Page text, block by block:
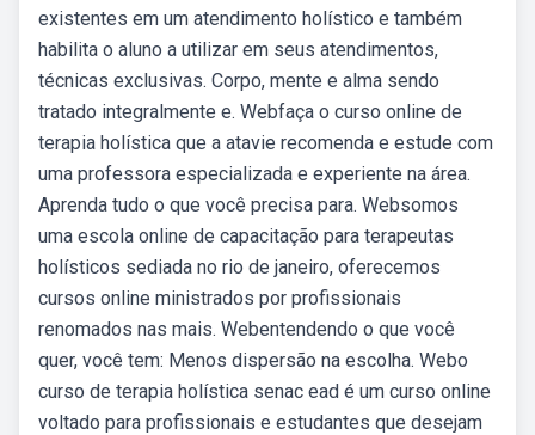
existentes em um atendimento holístico e também
habilita o aluno a utilizar em seus atendimentos,
técnicas exclusivas. Corpo, mente e alma sendo
tratado integralmente e. Webfaça o curso online de
terapia holística que a atavie recomenda e estude com
uma professora especializada e experiente na área.
Aprenda tudo o que você precisa para. Websomos
uma escola online de capacitação para terapeutas
holísticos sediada no rio de janeiro, oferecemos
cursos online ministrados por profissionais
renomados nas mais. Webentendendo o que você
quer, você tem: Menos dispersão na escolha. Webo
curso de terapia holística senac ead é um curso online
voltado para profissionais e estudantes que desejam